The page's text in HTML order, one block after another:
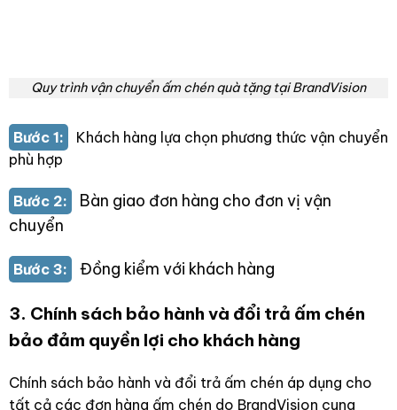
Quy trình vận chuyển ấm chén quà tặng tại BrandVision
Bước 1:
Khách hàng lựa chọn phương thức vận chuyển
phù hợp
Bước 2:
Bàn giao đơn hàng cho đơn vị vận
chuyển
Bước 3: Đồng kiểm với khách hàng
3. Chính sách bảo hành và đổi trả ấm chén
bảo đảm quyền lợi cho khách hàng
Chính sách bảo hành và đổi trả ấm chén áp dụng cho
tất cả các đơn hàng ấm chén do BrandVision cung